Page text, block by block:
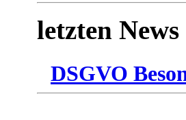
letzten News
DSGVO